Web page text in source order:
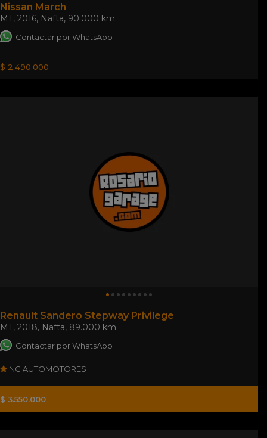
Nissan March
MT, 2016, Nafta, 90.000 km.
Contactar por WhatsApp
$ 2.490.000
Renault Sandero Stepway Privilege
MT, 2018, Nafta, 89.000 km.
Contactar por WhatsApp
NG AUTOMOTORES
$ 3.550.000